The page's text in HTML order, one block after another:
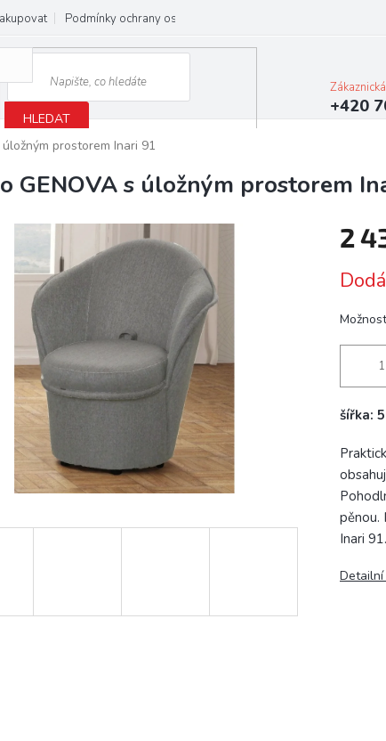
Podmínky ochrany osobních údajů
HLEDAT
+420
prostorem Inari 91
GENOVA s úložným prostorem
2
cena:
šířka:
pěnou.
Inari
Detailní